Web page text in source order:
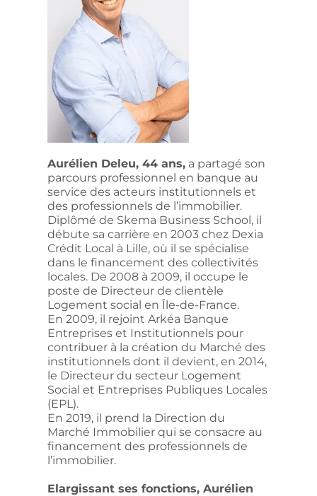
Aurélien Deleu, 44 ans, a partagé son
parcours professionnel en banque au
service des acteurs institutionnels et
des professionnels de l’immobilier.
Diplômé de Skema Business School, il
débute sa carrière en 2003 chez Dexia
Crédit Local à Lille, où il se spécialise
dans le financement des collectivités
locales. De 2008 à 2009, il occupe le
poste de Directeur de clientèle
Logement social en Île-de-France.
En 2009, il rejoint Arkéa Banque
Entreprises et Institutionnels pour
contribuer à la création du Marché des
institutionnels dont il devient, en 2014,
le Directeur du secteur Logement
Social et Entreprises Publiques Locales
(EPL).
En 2019, il prend la Direction du
Marché Immobilier qui se consacre au
financement des professionnels de
l’immobilier.
Elargissant ses fonctions, Aurélien